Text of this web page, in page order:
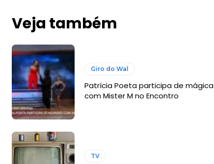
Veja também
Giro do Wal
Patrícia Poeta participa de mágica
com Mister M no Encontro
TV